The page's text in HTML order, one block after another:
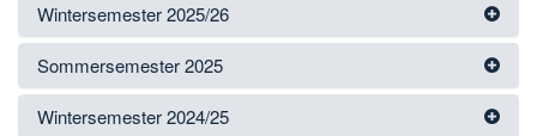
Wintersemester 2025/26
Sommersemester 2025
Wintersemester 2024/25